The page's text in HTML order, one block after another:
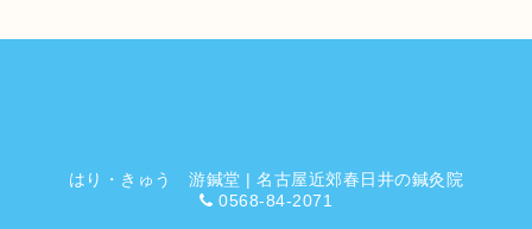
はり・きゅう 游鍼堂 | 名古屋近郊春日井の鍼灸院
0568-84-2071